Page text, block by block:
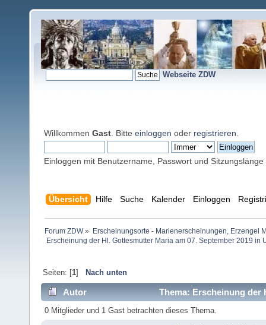
Webseite ZDW
Willkommen Gast . Bitte einloggen oder registrieren
Einloggen mit Benutzername, Passwort und Sitzungslänge
Übersicht Hilfe Suche Kalender Einloggen
Forum ZDW»
Erscheinungsorte - Marienerscheinungen, Erzengel
Erscheinung der Hl. Gottesmutter Maria am 07. September 2019 in
Seiten: [1] Nach unten
Autor
Thema: Erscheinung der
(Gelesen 21319 mal)
0 Mitglieder und 1 Gast betrachten dieses Thema.